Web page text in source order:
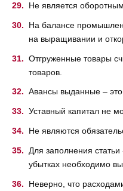
Не является
На балансе
на выращивании и
Отгруженные товары
товаров.
Авансы выданные –
Уставный капитал не
Не являются
Для заполнения
убытках необходимо
Неверно, что